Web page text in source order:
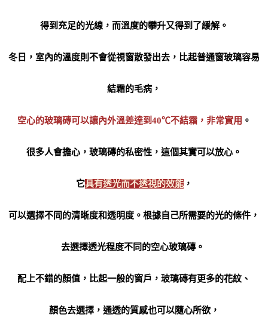
得到充足的光線，而溫度的攀升又得到了緩解。
冬日，室內的溫度則不會從視窗散發出去，比起普通窗玻璃容易
結霜的毛病，
空心的玻璃磚可以讓內外溫差達到40℃不結霜，非常實用 。
很多人會擔心，玻璃磚的私密性，這個其實可以放心。
它具有透光而不透視的效能，
可以選擇不同的清晰度和透明度。根據自己所需要的光的條件，
去選擇透光程度不同的空心玻璃磚。
配上不錯的顏值，比起一般的窗戶，玻璃磚有更多的花紋、
顏色去選擇，通透的質感也可以隨心所欲，